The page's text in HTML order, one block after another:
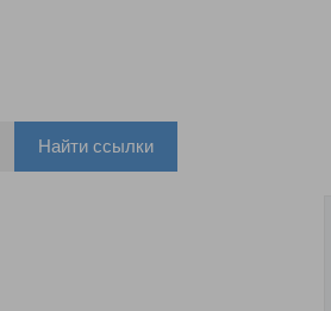
Найти ссылки